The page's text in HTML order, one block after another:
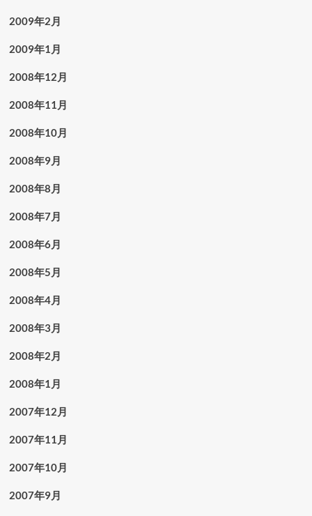
2009年2月
2009年1月
2008年12月
2008年11月
2008年10月
2008年9月
2008年8月
2008年7月
2008年6月
2008年5月
2008年4月
2008年3月
2008年2月
2008年1月
2007年12月
2007年11月
2007年10月
2007年9月